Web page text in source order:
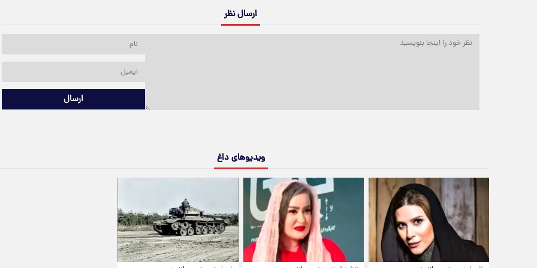
ارسال نظر
ارسال
ویدیوهای داغ